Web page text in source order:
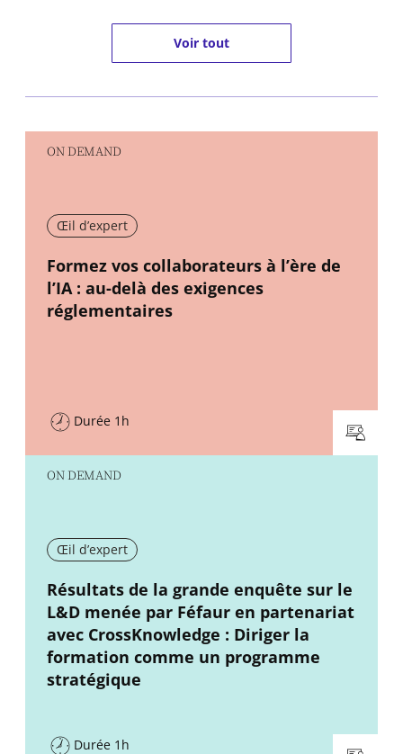
Voir tout
ON DEMAND
Œil d’expert
New window
Formez vos collaborateurs à l’ère de
l’IA : au-delà des exigences
réglementaires
Durée 1h
ON DEMAND
Œil d’expert
New window
Résultats de la grande enquête sur le
L&D menée par Féfaur en partenariat
avec CrossKnowledge : Diriger la
formation comme un programme
stratégique
Durée 1h